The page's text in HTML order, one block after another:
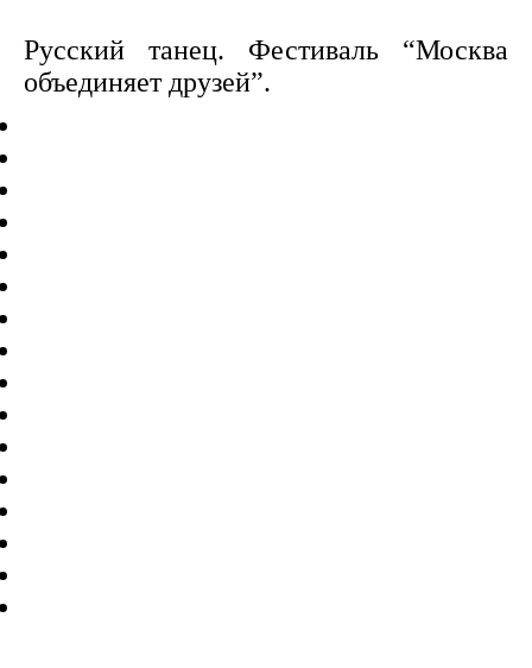
Русский танец. Фестиваль “Москва
объединяет друзей”.